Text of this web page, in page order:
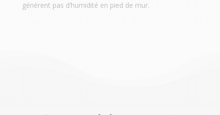
génèrent pas d’humidité en pied de mur.